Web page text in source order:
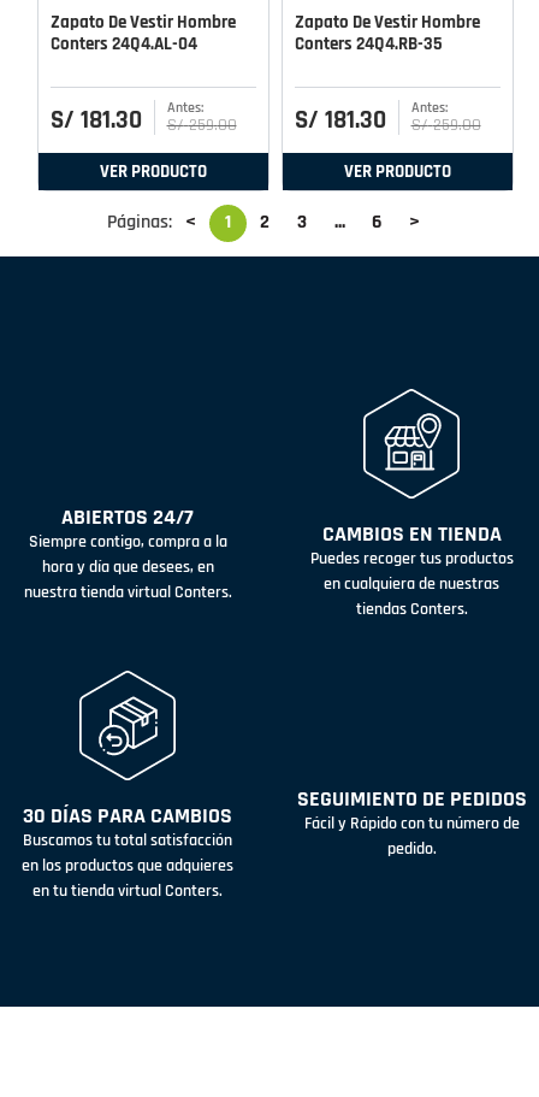
Zapato De Vestir Hombre
Conters 24Q4.AL-04
S/ 181.30 S/ 259.00
VER PRODUCTO
Zapato De Vestir Hombre
Conters 24Q4.RB-35
S/ 181.30 S/ 259.00
VER PRODUCTO
Páginas: < 1 2 3 ... 6 >
ABIERTOS 24/7
Siempre contigo, compra a la
hora y día que desees, en
nuestra tienda virtual Conters.
CAMBIOS EN TIENDA
Puedes recoger tus productos
en cualquiera de nuestras
tiendas Conters.
30 DÍAS PARA CAMBIOS
Buscamos tu total satisfacción
en los productos que adquieres
en tu tienda virtual Conters.
SEGUIMIENTO DE PEDIDOS
Fácil y Rápido con tu número de
pedido.